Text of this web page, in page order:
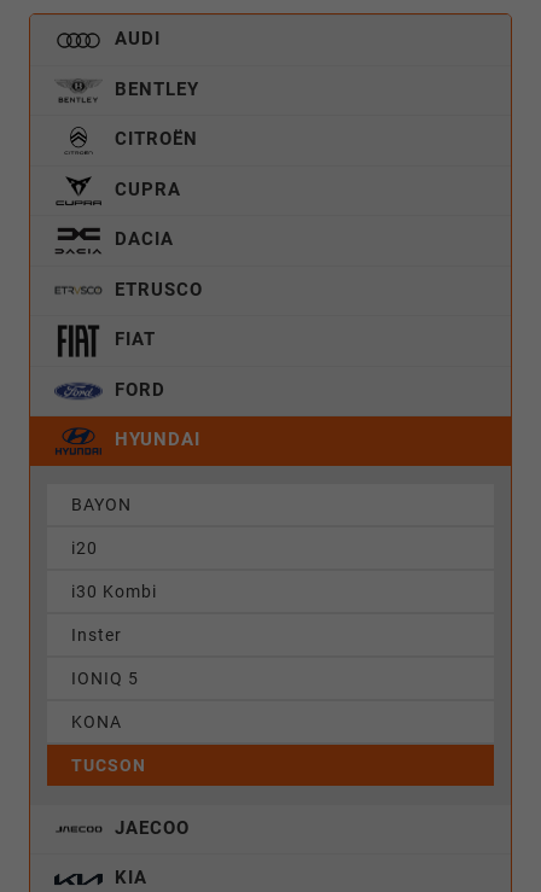
AUDI
BENTLEY
CITROËN
CUPRA
DACIA
ETRUSCO
FIAT
FORD
HYUNDAI
BAYON
i20
i30 Kombi
Inster
IONIQ 5
KONA
TUCSON
JAECOO
KIA